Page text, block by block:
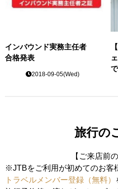
インバウンド実務主任者
合格発表
2018-09-05(Wed)
旅行の
【ご来店前
※JTBをご利用が初めてのお客
トラベルメンバー登録（無料）